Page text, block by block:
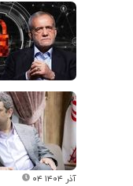
۰۴ آذر ۱۴۰۴